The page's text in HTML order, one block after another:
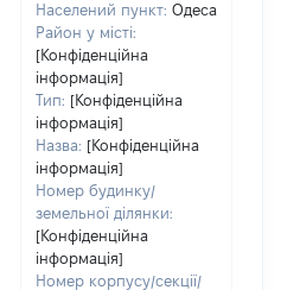
Населений пункт: Одеса
Район у місті:
[Конфіденційна
інформація]
Тип: [Конфіденційна
інформація]
Назва: [Конфіденційна
інформація]
Номер будинку/
земельної ділянки:
[Конфіденційна
інформація]
Номер корпусу/секції/